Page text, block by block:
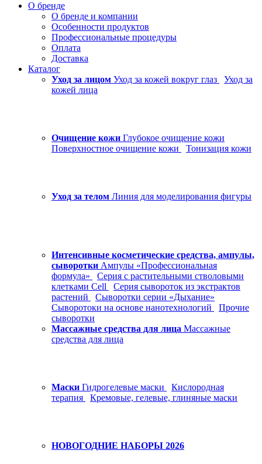
О бренде
О бренде и компании
Особенности продуктов
Профессиональные процедуры
Оплата
Доставка
Каталог
Уход за лицом Уход за кожей вокруг глаз
Уход за
кожей лица
Очищение кожи Глубокое очищение кожи
Поверхностное очищение кожи
Тонизация кожи
Уход за телом Линия для моделирования фигуры
Интенсивные косметические средства, ампулы,
сыворотки Ампулы «Профессиональная
формула»
Серия с растительными стволовыми
клетками Cell
Серия сывороток из экстрактов
растений
Сыворотки серии «Дыхание»
Сыворотоки на основе нанотехнологий
Прочие
сыворотки
Массажные средства для лица Массажные
средства для лица
Маски Гидрогелевые маски
Кислородная
терапия
Кремовые, гелевые, глиняные маски
НОВОГОДНИЕ НАБОРЫ 2026